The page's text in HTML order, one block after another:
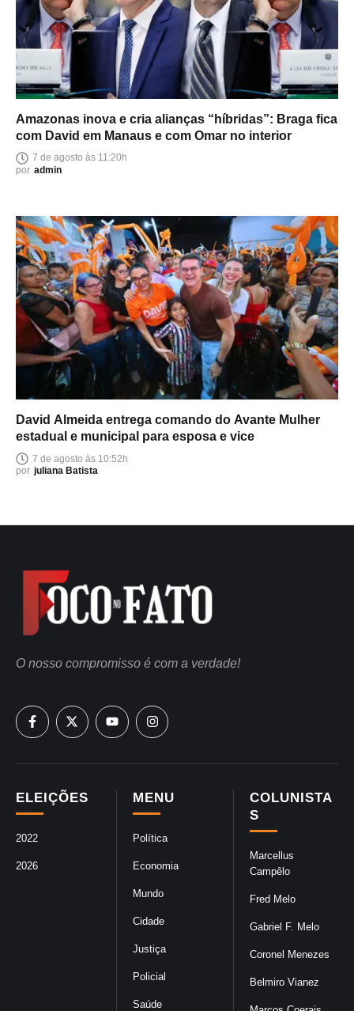
Amazonas inova e cria alianças “híbridas”: Braga fica
com David em Manaus e com Omar no interior
7 de agosto às 11:20h
por admin
David Almeida entrega comando do Avante Mulher
estadual e municipal para esposa e vice
7 de agosto às 10:52h
por juliana Batista
COLUNISTA
S
Marcellus
Campêlo
Fred Melo
Gabriel F. Melo
Coronel Menezes
Belmiro Vianez
MENU
Política
Economia
Mundo
Cidade
Justiça
Policial
Saúde
ELEIÇÕES
2022
2026
O nosso compromisso é com a verdade!